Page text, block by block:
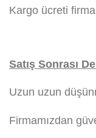
Kargo ücreti
Satış Sonrası
Uzun uzun
Firmamızdan